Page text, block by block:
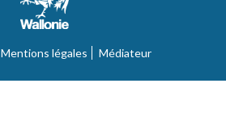
Mentions légales Médiateur